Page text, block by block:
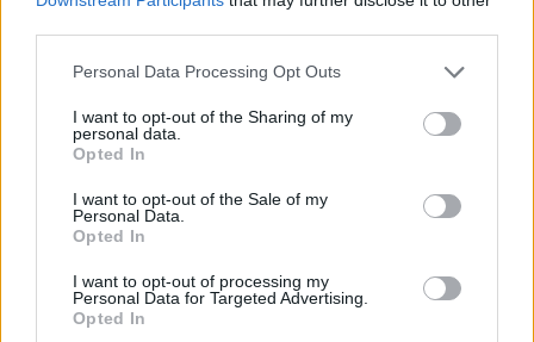
Please note that this website/app uses one or more Google
not limited to your visit or usage behaviour. You may click to
grant or deny consent to Google and its third-party tags to
use your data for below specified purposes in below Google
consent section.
Personal Data Processing Opt Outs
I want to opt-out of the Sharing of my
personal data.
Opted In
I want to opt-out of the Sale of my
Personal Data.
Opted In
I want to opt-out of processing my
Personal Data for Targeted Advertising.
Opted In
abitanti contribuiscono a creare un’atmosfera
unica. Qui, la storia si intreccia con la cultura
locale, offrendo un’esperienza autentica.
Cucina e tradizioni
raccontano una vita vissuta con passione e
autenticità. Questo borgo è un luogo dove ogni